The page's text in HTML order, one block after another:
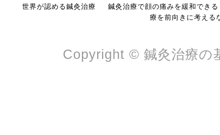
世界が認める鍼灸治療
鍼灸治療で顔の痛みを緩和できる
療を前向きに考える
Copyright © 鍼灸治療の